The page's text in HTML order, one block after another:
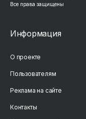
Все права защищены
Информация
О проекте
Пользователям
Реклама на сайте
Контакты